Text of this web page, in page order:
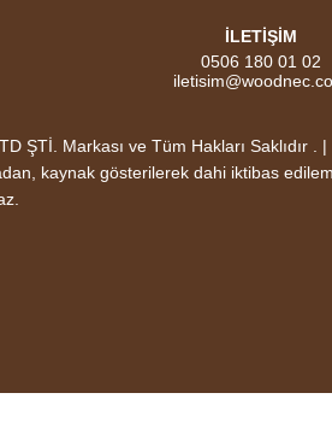
İLETİŞİM
0506 180 01 02
ŞTİ. Markası ve Tüm Hakları Saklıdır . |
kaynak gösterilerek dahi iktibas